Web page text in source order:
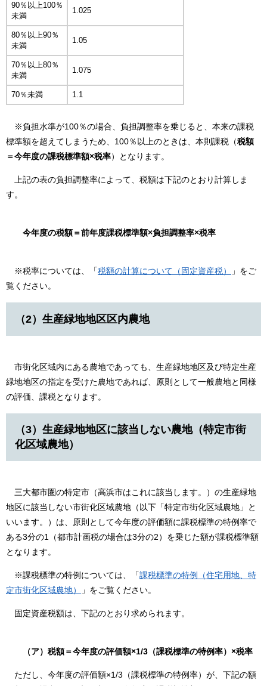
90％以上100％
未満
1.025
80％以上90％
未満
1.05
70％以上80％
未満
1.075
70％未満 1.1
​​※負担水準が100％の場合、負担調整率を乗じると、本来の課税
標準額を超えてしまうため、100％以上のときは、本則課税（税額
＝今年度の課税標準額×税率）となります。
上記の表の負担調整率によって、税額は下記のとおり計算しま
す。
今年度の税額＝前年度課税標準額×負担調整率×税率
※税率については、「税額の計算について（固定資産税）
」をご
覧ください。
（2）生産緑地地区区内農地
市街化区域内にある農地であっても、生産緑地地区及び特定生産
緑地地区の指定を受けた農地であれば、原則として一般農地と同様
の評価、課税となります。
（3）生産緑地地区に該当しない農地（特定市街
化区域農地）
三大都市圏の特定市（高浜市はこれに該当します。）の生産緑地
地区に該当しない市街化区域農地（以下「特定市街化区域農地」と
いいます。）は、原則として今年度の評価額に課税標準の特例率で
ある3分の1（都市計画税の場合は3分の2）を乗じた額が課税標準額
となります。
※課税標準の特例については、「課税標準の特例（住宅用地、特
定市街化区域農地）
」をご覧ください。
固定資産税額は、下記のとおり求められます。
（ア）税額＝今年度の評価額×1/3（課税標準の特例率）×税率
ただし、今年度の評価額×1/3（課税標準の特例率）が、下記の額